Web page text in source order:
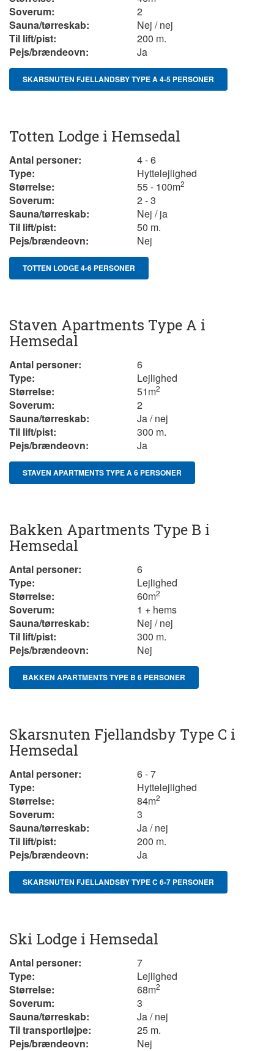
Soverum:
2
Sauna/tørreskab:
Nej / nej
Til lift/pist:
200 m.
Pejs/brændeovn:
Ja
SKARSNUTEN FJELLANDSBY TYPE A 4-5 PERSONER
Totten Lodge i Hemsedal
Antal personer:
4 - 6
Type:
Hyttelejlighed
Størrelse:
55 - 100m2
Soverum:
2 - 3
Sauna/tørreskab:
Nej / ja
Til lift/pist:
50 m.
Pejs/brændeovn:
Nej
TOTTEN LODGE 4-6 PERSONER
Staven Apartments Type A i
Hemsedal
Antal personer:
6
Type:
Lejlighed
Størrelse:
51m2
Soverum:
2
Sauna/tørreskab:
Ja / nej
Til lift/pist:
300 m.
Pejs/brændeovn:
Ja
STAVEN APARTMENTS TYPE A 6 PERSONER
Bakken Apartments Type B i
Hemsedal
Antal personer:
6
Type:
Lejlighed
Størrelse:
60m2
Soverum:
1 + hems
Sauna/tørreskab:
Nej / nej
Til lift/pist:
300 m.
Pejs/brændeovn:
Nej
BAKKEN APARTMENTS TYPE B 6 PERSONER
Skarsnuten Fjellandsby Type C i
Hemsedal
Antal personer:
6 - 7
Type:
Hyttelejlighed
Størrelse:
84m2
Soverum:
3
Sauna/tørreskab:
Ja / nej
Til lift/pist:
200 m.
Pejs/brændeovn:
Ja
SKARSNUTEN FJELLANDSBY TYPE C 6-7 PERSONER
Ski Lodge i Hemsedal
Antal personer:
7
Type:
Lejlighed
Størrelse:
68m2
Soverum:
3
Sauna/tørreskab:
Ja / nej
Til transportløjpe:
25 m.
Pejs/brændeovn:
Nej